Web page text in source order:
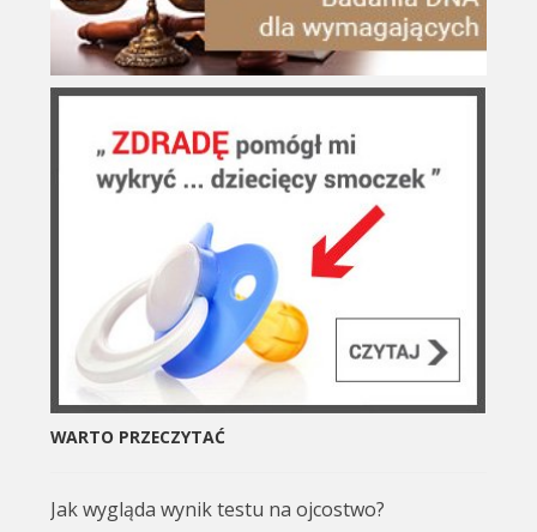
WARTO PRZECZYTAĆ
Jak wygląda wynik testu na ojcostwo?